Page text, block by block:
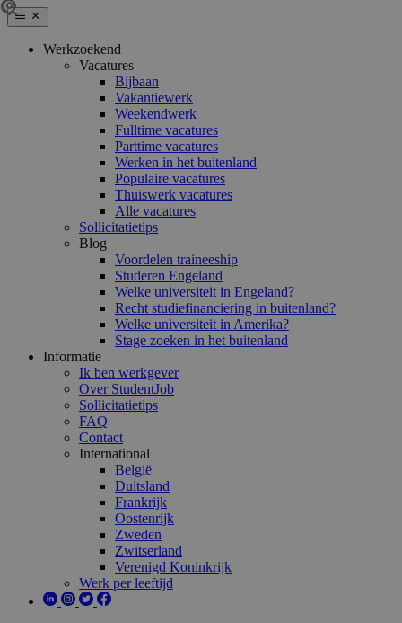
Werkzoekend
Vacatures
Bijbaan
Vakantiewerk
Weekendwerk
Fulltime vacatures
Parttime vacatures
Werken in het buitenland
Populaire vacatures
Thuiswerk vacatures
Alle vacatures
Sollicitatietips
Blog
Voordelen traineeship
Studeren Engeland
Welke universiteit in Engeland?
Recht studiefinanciering in buitenland?
Welke universiteit in Amerika?
Stage zoeken in het buitenland
Informatie
Ik ben werkgever
Over StudentJob
Sollicitatietips
FAQ
Contact
International
België
Duitsland
Frankrijk
Oostenrijk
Zweden
Zwitserland
Verenigd Koninkrijk
Werk per leeftijd